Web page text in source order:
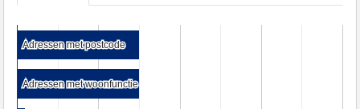
Adressen met postcode
Adressen met postcode
Adressen met woonfunctie
Adressen met woonfunctie